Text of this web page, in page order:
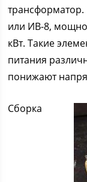
или ИВ-8,
кВт. Такие
питания
понижают
Сборка